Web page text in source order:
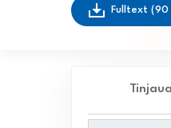
Fulltext (90